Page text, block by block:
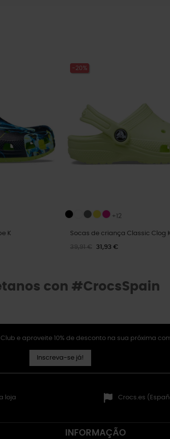
K
-20%
+12
Socas de criança Classic Clog
39,91 € 31,93 €
con #CrocsSpain
e aproveite 10% de desconto na sua próxima
Inscreva-se já!
loja Crocs.es
INFORMAÇÃO